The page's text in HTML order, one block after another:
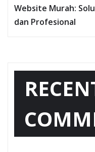
Website Murah:
dan Profesional